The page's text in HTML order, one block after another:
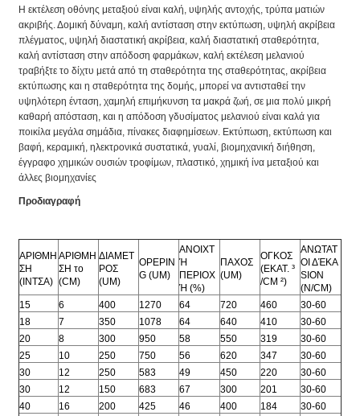
Η εκτέλεση οθόνης μεταξιού είναι καλή, υψηλής αντοχής, τρύπα ματιών
ακριβής. Δομική δύναμη, καλή αντίσταση στην εκτύπωση, υψηλή ακρίβεια
πλέγματος, υψηλή διαστατική ακρίβεια, καλή διαστατική σταθερότητα,
καλή αντίσταση στην απόδοση φαρμάκων, καλή εκτέλεση μελανιού
τραβήξτε το δίχτυ μετά από τη σταθερότητα της σταθερότητας, ακρίβεια
εκτύπωσης και η σταθερότητα της δομής, μπορεί να αντισταθεί την
υψηλότερη ένταση, χαμηλή επιμήκυνση τα μακρά ζωή, σε μια πολύ μικρή
καθαρή απόσταση, και η απόδοση γδυσίματος μελανιού είναι καλά για
ποικίλα μεγάλα σημάδια, πίνακες διαφημίσεων. Εκτύπωση, εκτύπωση και
βαφή, κεραμική, ηλεκτρονικά συστατικά, γυαλί, βιομηχανική διήθηση,
έγγραφο χημικών ουσιών τροφίμων, πλαστικό, χημική ίνα μεταξιού και
άλλες βιομηχανίες
Προδιαγραφή
ΑΡΙΘΜΗ
ΣΗ
(ΙΝΤΣΑ)
ΑΡΙΘΜΗ
ΣΗ το
(CM)
ΔΙΑΜΕΤ
ΡΟΣ
(UM)
OPEPIN
G (UM)
ΑΝΟΙΧΤ
Ή
ΠΕΡΙΟΧ
Ή (%)
ΠΑΧΟΣ
(UM)
ΟΓΚΟΣ
(ΕΚΑΤ. ³
/CM ²)
ΑΝΩΤΑΤ
ΟΙ ΔΈΚΑ
SION
(N/CM)
15
6 400 1270 64 720 460
30-60
18
7 350 1078 64 640 410
30-60
20
8 300 950 58 550 319
30-60
25
10 250 750 56 620 347
30-60
30
12 250 583 49 450 220
30-60
30
12 150 683 67 300 201
30-60
40
16 200 425 46 400 184
30-60